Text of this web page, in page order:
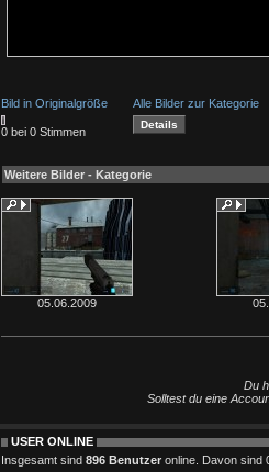
Bild in Originalgröße Alle Bilder zur Kategorie
0 bei 0 Stimmen
Weitere Bilder - Kategorie
05.06.2009
Du
Solltest du eine
USER ONLINE
Insgesamt sind 896 Benutzer online. Davon sind